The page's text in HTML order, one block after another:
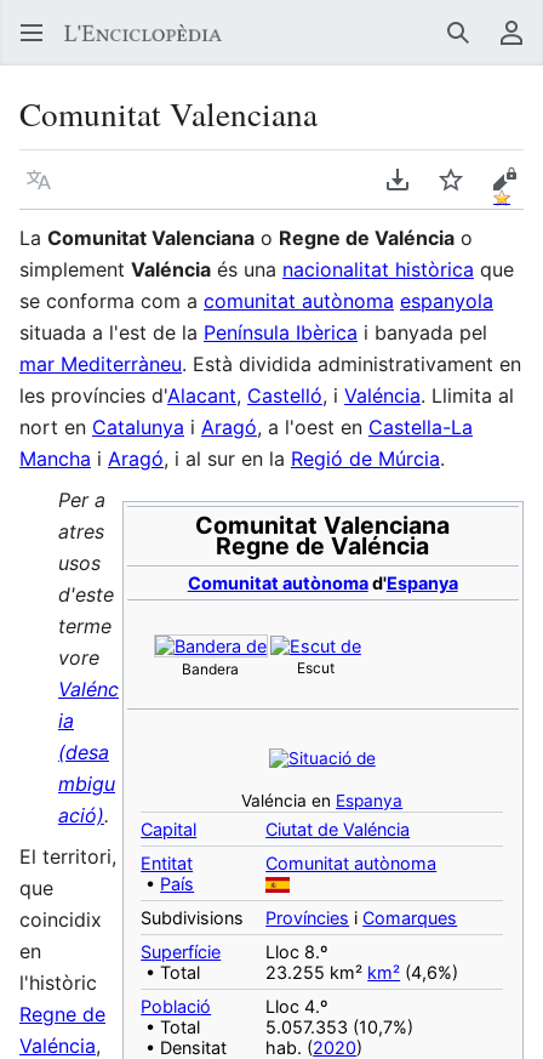
Buscar
Comunitat Valenciana
Llegir en un atre idioma Descarregar en
Vigilar
La Comunitat Valenciana o Regne de Valéncia o
simplement Valéncia és una nacionalitat històrica que
se conforma com a comunitat autònoma espanyola
situada a l'est de la Península Ibèrica i banyada pel
mar Mediterràneu. Està dividida administrativament en
les províncies d'Alacant, Castelló, i Valéncia. Llimita al
nort en Catalunya i Aragó, a l'oest en Castella-La
Mancha i Aragó, i al sur en la Regió de Múrcia.
Comunitat Valenciana
Regne de Valéncia
Comunitat autònomad'Espanya
Bandera Escut
Valéncia en Espanya
Capital
Ciutat de Valéncia
Entitat
• País
Comunitat autònoma
Subdivisions Províncies iComarques
Superfície
• Total
Lloc 8.º
23.255 km² km² (4,6%)
Població
• Total
• Densitat
Lloc 4.º
5.057.353 (10,7%)
hab. (2020)
Per a
atres
usos
d'este
terme
vore
Valénc
ia
(desa
mbigu
ació).
El territori,
que
coincidix
en
l'històric
Regne de
Valéncia,